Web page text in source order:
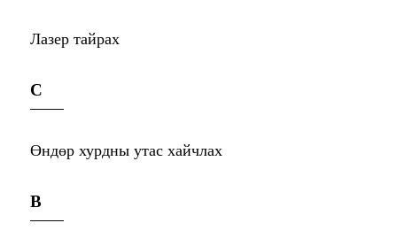
Лазер тайрах
C
Өндөр хурдны утас хайчлах
B